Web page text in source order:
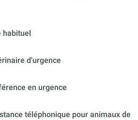
habituel
d'urgence
en urgence
téléphonique pour animaux de